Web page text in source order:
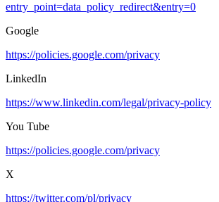
entry_point=data_policy_redirect&entry=0
Google
https://policies.google.com/privacy
LinkedIn
https://www.linkedin.com/legal/privacy-policy
You Tube
https://policies.google.com/privacy
X
https://twitter.com/pl/privacy